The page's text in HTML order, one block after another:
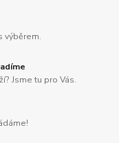
výběrem.
Jsme tu pro Vás.